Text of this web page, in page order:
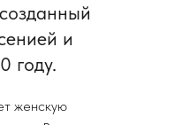
и
году.
женскую